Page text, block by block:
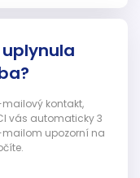
mailový kontakt,
vás automaticky 3
upozorní na